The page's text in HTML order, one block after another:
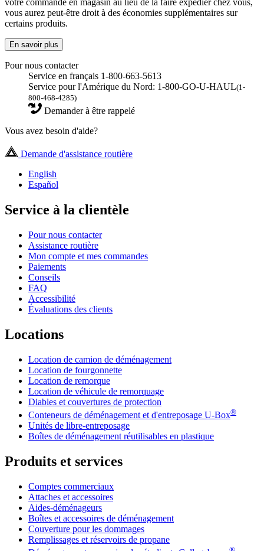
votre commande en magasin au lieu de la faire expédier chez vous,
vous aurez peut-être droit à des économies supplémentaires sur
certains produits.
En savoir plus
Pour nous contacter
Service en français 1-800-663-5613
Service pour l'Amérique du Nord: 1-800-GO-U-HAUL(1-
800-468-4285)
Demander à être rappelé
Vous avez besoin d'aide?
Demande d'assistance routière
English
Español
Service à la clientèle
Pour nous contacter
Assistance routière
Mon compte et mes commandes
Paiements
Conseils
FAQ
Accessibilité
Évaluations des clients
Locations
Location de camion de déménagement
Location de fourgonnette
Location de remorque
Location de véhicule de remorquage
Diables et couvertures de protection
Conteneurs de déménagement et d'entreposage U-Box®
Unités de libre-entreposage
Boîtes de déménagement réutilisables en plastique
Produits et services
Comptes commerciaux
Attaches et accessoires
Aides-déménageurs
Boîtes et accessoires de déménagement
Couverture pour les dommages
Remplissages et réservoirs de propane